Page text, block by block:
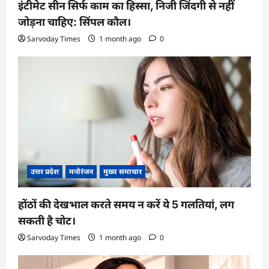
इंटीमेट सीन सिर्फ काम का हिस्सा, निजी जिंदगी से नहीं
जोड़ना चाहिए: सिंपल कौल।
Sarvoday Times 1 month ago 0
उत्तर प्रदेश मनोरंजन मुख्य समाचार
होंठों की देखभाल करते समय न करें ये 5 गलतियां, लग
सकती है चोट।
Sarvoday Times 1 month ago 0